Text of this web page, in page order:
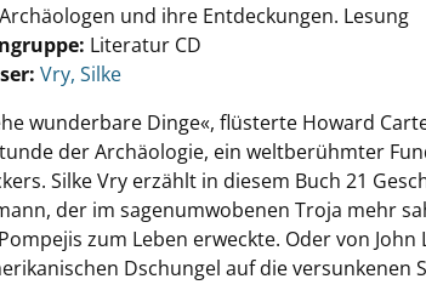
und ihre Entdeckungen. Lesung
Literatur CD
Suche nach diesem Verfasser
Vry, Silke
wunderbare Dinge«, flüsterte Howard
der Archäologie, ein weltberühmter
Silke Vry erzählt in diesem Buch 21
der im sagenumwobenen Troja mehr
zum Leben erweckte. Oder von
Dschungel auf die versunkenen